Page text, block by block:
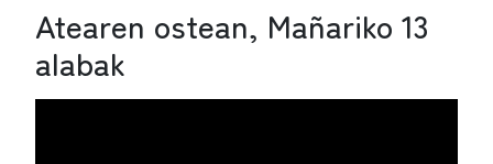
Atearen ostean, Mañariko 13
alabak